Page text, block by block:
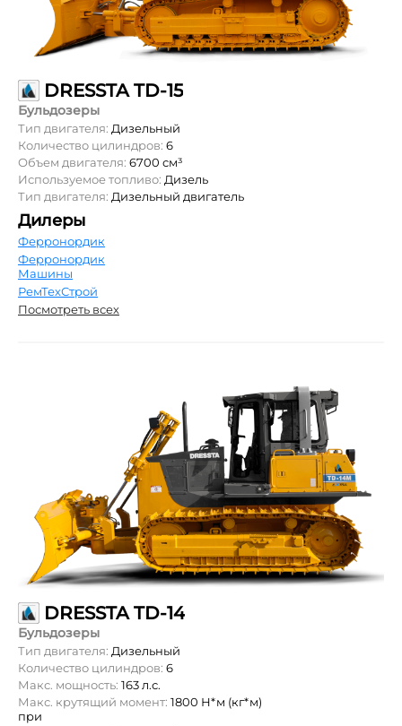
DRESSTA TD-15
Бульдозеры
Тип двигателя: Дизельный
Количество цилиндров: 6
Объем двигателя: 6700 см³
Используемое топливо: Дизель
Тип двигателя: Дизельный двигатель
Дилеры
Ферронордик
Ферронордик
Машины
РемТехСтрой
Посмотреть всех
DRESSTA TD-14
Бульдозеры
Тип двигателя: Дизельный
Количество цилиндров: 6
Макс. мощность: 163 л.с.
Макс. крутящий момент: 1800 Н*м (кг*м)
при